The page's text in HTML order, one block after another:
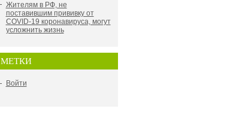
Жителям в РФ, не
поставившим прививку от
COVID-19 коронавируса, могут
усложнить жизнь
МЕТКИ
Войти